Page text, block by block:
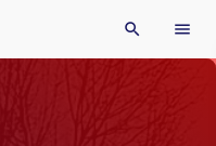
search menu